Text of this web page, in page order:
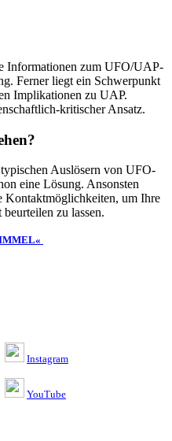
Informationen zum UFO/UAP-
Ferner liegt ein Schwerpunkt
Implikationen zu UAP.
kritischer Ansatz.
Auslösern von UFO-
eine Lösung. Ansonsten
Kontaktmöglichkeiten, um Ihre
zu lassen.
Instagram
YouTube